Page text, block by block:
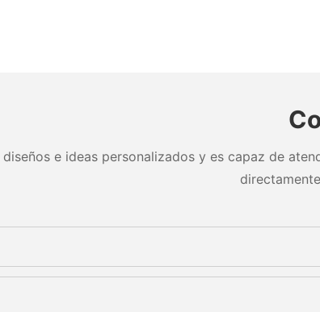
e ideas personalizados y es capaz de